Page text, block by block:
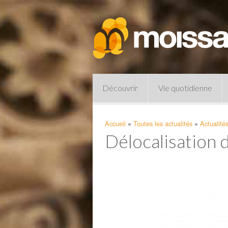
Découvrir Vie quotidienne
Accueil » Toutes les actualités » Actualités
Délocalisation